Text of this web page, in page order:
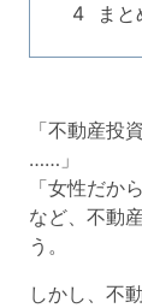
まと
「不動産投
……」
「女性だか
など、不動
う。
しかし、不